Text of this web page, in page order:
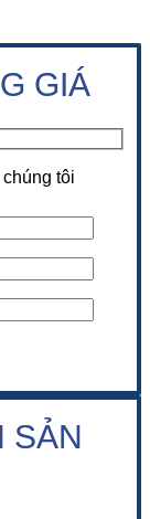
GIÁ
tôi
SẢN